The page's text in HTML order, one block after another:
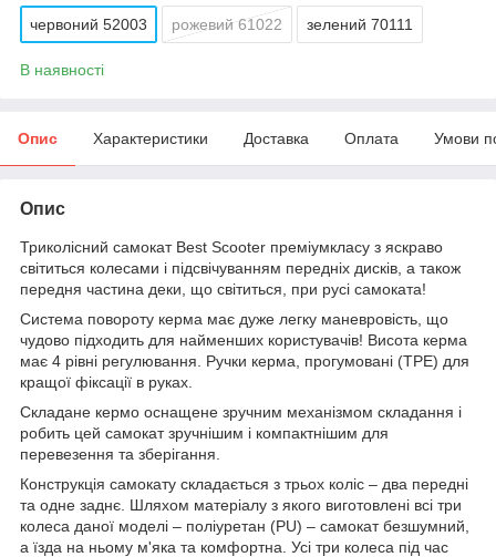
червоний 52003 рожевий 61022 зелений 70111
В наявності
Опис Характеристики Доставка Оплата Умови
Опис
Триколісний самокат Best Scooter преміумкласу з яскраво
світиться колесами і підсвічуванням передніх дисків, а також
передня частина деки, що світиться, при русі самоката!
Система повороту керма має дуже легку маневровість, що
чудово підходить для найменших користувачів! Висота керма
має 4 рівні регулювання. Ручки керма, прогумовані (TPE) для
кращої фіксації в руках.
Складане кермо оснащене зручним механізмом складання і
робить цей самокат зручнішим і компактнішим для
перевезення та зберігання.
Конструкція самокату складається з трьох коліс – два передні
та одне заднє. Шляхом матеріалу з якого виготовлені всі три
колеса даної моделі – поліуретан (PU) – самокат безшумний,
а їзда на ньому м'яка та комфортна. Усі три колеса під час